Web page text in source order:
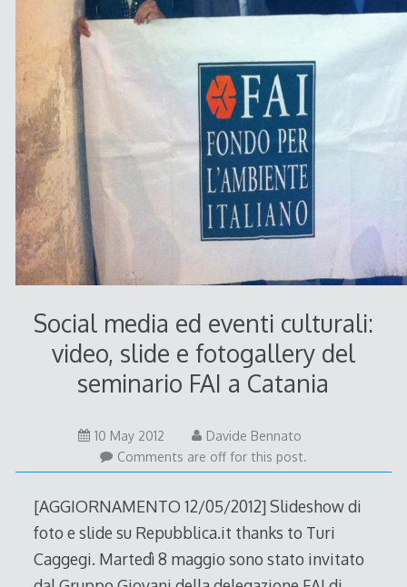
Social media ed eventi culturali:
video, slide e fotogallery del
seminario FAI a Catania
10 May 201212
May
2012
Davide Bennato
Comments are off for this post.
[AGGIORNAMENTO 12/05/2012] Slideshow di
foto e slide su Repubblica.it thanks to Turi
Caggegi. Martedì 8 maggio sono stato invitato